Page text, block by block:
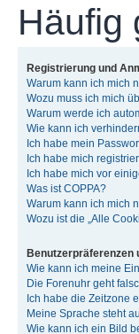
Häufig
Registrierung und
Warum kann ich mich
Wozu muss ich mich
Warum werde ich
Wie kann ich
Ich habe mein
Ich habe mich
Ich habe mich vor
Was ist COPPA?
Warum kann ich mich
Wozu ist die „Alle
Benutzerpräferenzen
Wie kann ich meine
Die Forenuhr geht
Ich habe die Zeitzone
Meine Sprache steht
Wie kann ich ein Bild